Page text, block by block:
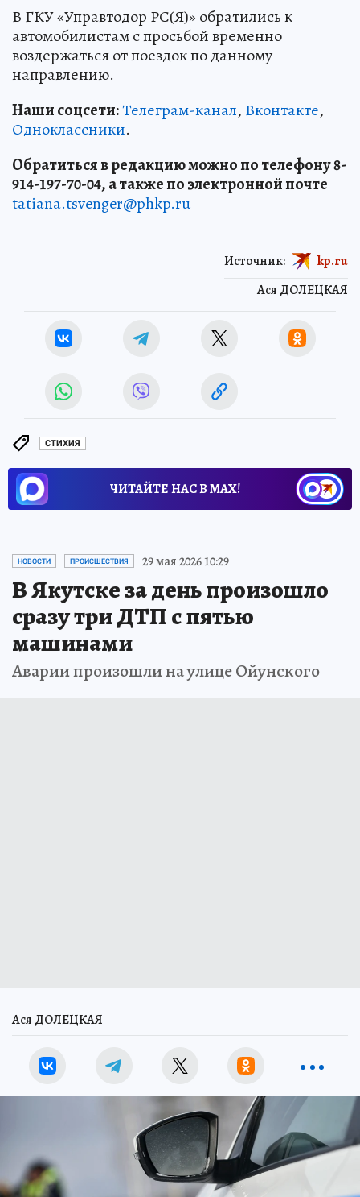
В ГКУ «Управтодор РС(Я)» обратились к
автомобилистам с просьбой временно
воздержаться от поездок по данному
направлению.
Наши соцсети:Телеграм-канал, Вконтакте,
Одноклассники.
Обратиться в редакцию можно по телефону 8-
914-197-70-04, а также по электронной почте
tatiana.tsvenger@phkp.ru
Ася ДОЛЕЦКАЯ
Источник: kp.ru
СТИХИЯ
ЧИТАЙТЕ НАС В МАХ!
НОВОСТИ ПРОИСШЕСТВИЯ 29 мая 2026 10:29
В Якутске за день произошло
сразу три ДТП с пятью
машинами
Аварии произошли на улице Ойунского
Ася ДОЛЕЦКАЯ